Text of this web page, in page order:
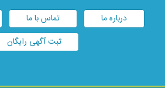
درباره ما تماس با ما
ثبت آگهی رایگان